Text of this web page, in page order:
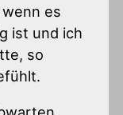
es
ist und ich
so